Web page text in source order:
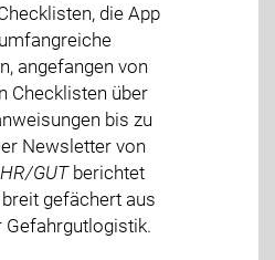
die App
angefangen von
Checklisten über
bis zu
Newsletter von
GUTberichtet
gefächert aus
Gefahrgutlogistik.